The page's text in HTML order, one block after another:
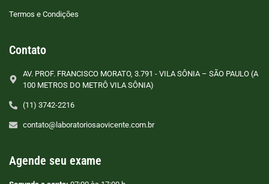
Termos e Condições
Contato
AV. PROF. FRANCISCO MORATO, 3.791 - VILA SÔNIA – SÃO PAULO (A
100 METROS DO METRÔ VILA SÔNIA)
(11) 3742-2216
contato@laboratoriosaovicente.com.br
Agende seu exame